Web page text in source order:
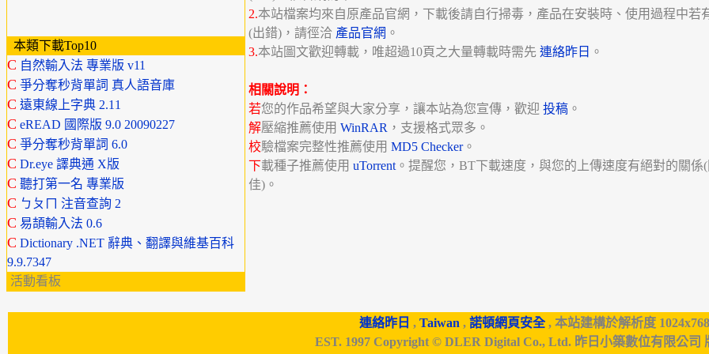
本類下載Top10
C 自然輸入法 專業版 v11
C 爭分奪秒背單詞 真人語音庫
C 遠東線上字典 2.11
C eREAD 國際版 9.0 20090227
C 爭分奪秒背單詞 6.0
C Dr.eye 譯典通 X版
C 聽打第一名 專業版
C ㄅㄆㄇ 注音查詢 2
C 易頡輸入法 0.6
C Dictionary .NET 辭典、翻譯與維基百科
9.9.7347
活動看板
2.本站檔案均來自原產品官網，下載後請自行掃毒，產品在安裝時、使用過程中若
(出錯)，請徑洽 產品官網 。
3.本站圖文歡迎轉載，唯超過10頁之大量轉載時需先 連絡昨日 。
相關說明：
若您的作品希望與大家分享，讓本站為您宣傳，歡迎 投稿 。
解壓縮推薦使用 WinRAR ，支援格式眾多。
校驗檔案完整性推薦使用 MD5 Checker。
下載種子推薦使用 uTorrent 。提醒您，BT下載速度，與您的上傳速度有絕對的關係
佳)。
連絡昨日 , Taiwan , 諾頓網頁安全, 本站建構於解析度 1024x768
EST. 1997 Copyright © DLER Digital Co., Ltd. 昨日小築數位有限公司